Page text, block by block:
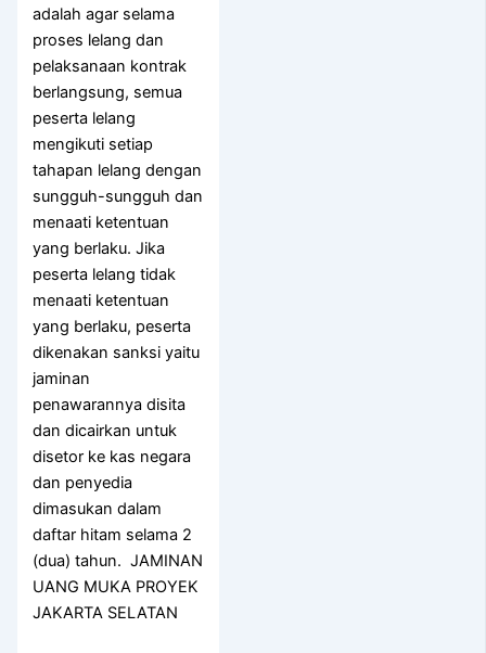
adalah agar selama
proses lelang dan
pelaksanaan kontrak
berlangsung, semua
peserta lelang
mengikuti setiap
tahapan lelang dengan
sungguh-sungguh dan
menaati ketentuan
yang berlaku. Jika
peserta lelang tidak
menaati ketentuan
yang berlaku, peserta
dikenakan sanksi yaitu
jaminan
penawarannya disita
dan dicairkan untuk
disetor ke kas negara
dan penyedia
dimasukan dalam
daftar hitam selama 2
(dua) tahun. JAMINAN
UANG MUKA PROYEK
JAKARTA SELATAN